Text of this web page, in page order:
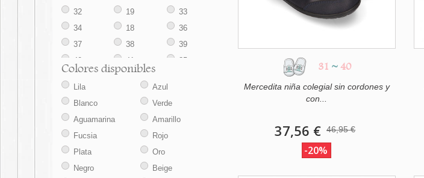
32
19
33
34
18
36
37
38
39
40
41
35
Colores disponibles
Lila
Azul
Blanco
Verde
Aguamarina
Amarillo
Fucsia
Rojo
Plata
Oro
Negro
Beige
31 ~40
Mercedita niña colegial sin cordones y
con...
37,56 € 46,95 €
-20%